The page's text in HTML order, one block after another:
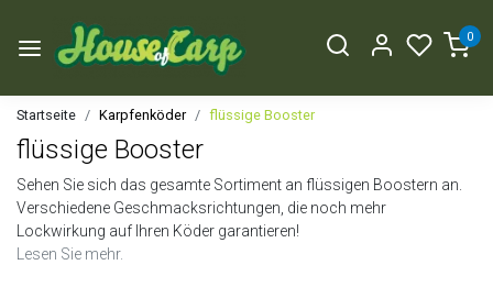
0
Startseite Karpfenköder flüssige Booster
flüssige Booster
Sehen Sie sich das gesamte Sortiment an flüssigen Boostern an.
Verschiedene Geschmacksrichtungen, die noch mehr
Lockwirkung auf Ihren Köder garantieren!
Lesen Sie mehr.